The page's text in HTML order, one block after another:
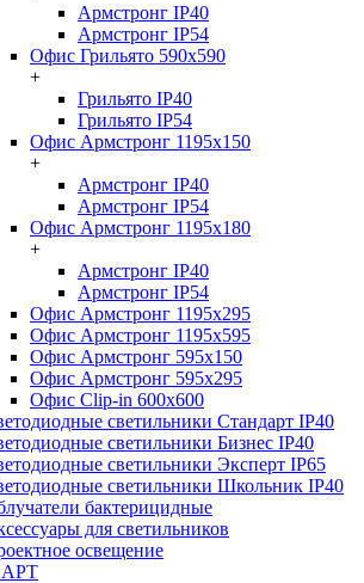
Армстронг IP40
Армстронг IP54
Офис Грильято 590x590
+
Грильято IP40
Грильято IP54
Офис Армстронг 1195x150
+
Армстронг IP40
Армстронг IP54
Офис Армстронг 1195x180
+
Армстронг IP40
Армстронг IP54
Офис Армстронг 1195x295
Офис Армстронг 1195x595
Офис Армстронг 595x150
Офис Армстронг 595x295
Офис Clip-in 600x600
светильники Стандарт IP40
светильники Бизнес IP40
светильники Эксперт IP65
светильники Школьник IP40
бактерицидные
для светильников
освещение
АРТ